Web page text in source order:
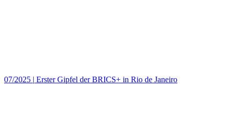
07/2025 | Erster Gipfel der BRICS+ in Rio de Janeiro